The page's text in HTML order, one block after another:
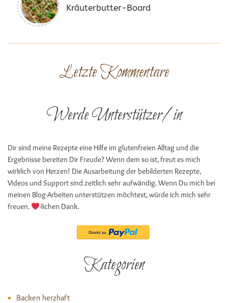
Kräuterbutter-Board
Letzte Kommentare
Werde Unterstützer/in
Dir sind meine Rezepte eine Hilfe im glutenfreien Alltag und die
Ergebnisse bereiten Dir Freude? Wenn dem so ist, freut es mich
wirklich von Herzen! Die Ausarbeitung der bebilderten Rezepte,
Videos und Support sind zeitlich sehr aufwändig. Wenn Du mich bei
meinen Blog-Arbeiten unterstützen möchtest, würde ich mich sehr
freuen.
-lichen Dank.
Kategorien
Backen herzhaft